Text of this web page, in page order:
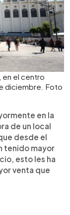
en el centro
diciembre. Foto
en la
de un local
desde el
tenido mayor
esto les ha
venta que